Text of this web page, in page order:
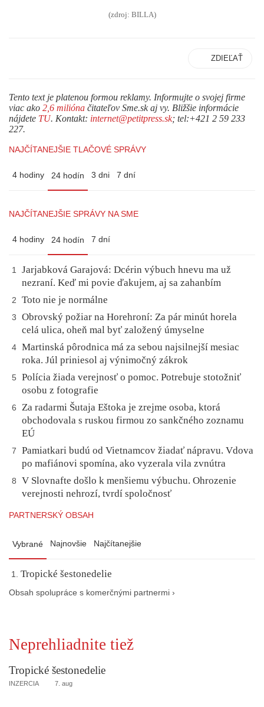
(zdroj: BILLA)
ZDIEĽAŤ
Tento text je platenou formou reklamy. Informujte o svojej firme
viac ako 2,6 milióna čitateľov Sme.sk aj vy. Bližšie informácie
nájdete TU. Kontakt: internet@petitpress.sk; tel:+421 2 59 233
227.
NAJČÍTANEJŠIE TLAČOVÉ SPRÁVY
4 hodiny 24 hodín 3 dni 7 dní
NAJČÍTANEJŠIE SPRÁVY NA SME
4 hodiny 24 hodín 7 dní
1
Jarjabková Garajová: Dcérin výbuch hnevu ma už
nezraní. Keď mi povie ďakujem, aj sa zahanbím
2 Toto nie je normálne
3
Obrovský požiar na Horehroní: Za pár minút horela
celá ulica, oheň mal byť založený úmyselne
4 Martinská pôrodnica má za sebou najsilnejší mesiac
roka. Júl priniesol aj výnimočný zákrok
5
Polícia žiada verejnosť o pomoc. Potrebuje stotožniť
osobu z fotografie
6
Za radarmi Šutaja Eštoka je zrejme osoba, ktorá
obchodovala s ruskou firmou zo sankčného zoznamu
EÚ
7
Pamiatkari budú od Vietnamcov žiadať nápravu. Vdova
po mafiánovi spomína, ako vyzerala vila zvnútra
8
V Slovnafte došlo k menšiemu výbuchu. Ohrozenie
verejnosti nehrozí, tvrdí spoločnosť
PARTNERSKÝ OBSAH
Vybrané Najnovšie Najčítanejšie
Tropické šestonedelie
Obsah spolupráce s komerčnými partnermi ›
Neprehliadnite tiež
Tropické šestonedelie
INZERCIA 7. aug